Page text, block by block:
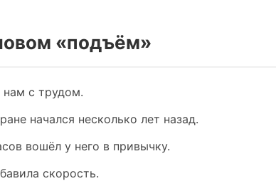
«подъём»
с трудом.
начался несколько лет назад.
вошёл у него в привычку.
скорость.